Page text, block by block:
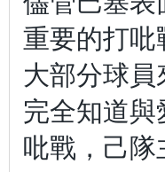
重要的打
大部分球
完全知道
吡戰，己